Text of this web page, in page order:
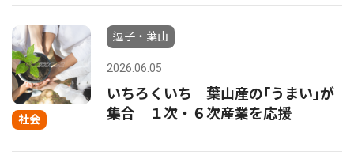
社会
逗子・葉山
2026.06.05
いちろくいち 葉山産の｢うまい｣が
集合 １次・６次産業を応援